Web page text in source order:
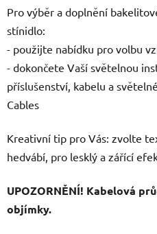
Pro výběr a doplnění
stínidlo:
- použijte nabídku pro volbu
- dokončete Vaší světelnou
příslušenství, kabelu a
Cables
Kreativní tip pro Vás: zvolte
hedvábí, pro lesklý a zářící
UPOZORNĚNÍ! Kabelová
objímky.